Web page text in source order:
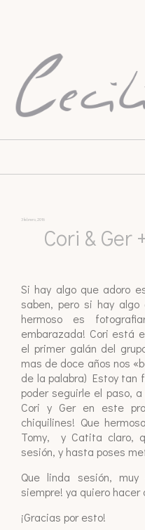
3 febrero, 2016
Cori & Ger
Si hay algo que adoro
saben, pero si hay
hermoso es
embarazada! Cori está
el primer galán del
mas de doce años nos
de la palabra) Estoy tan
poder seguirle el paso,
Cori y Ger en este
chiquilines! Que
Tomy, y Catita claro,
sesión, y hasta poses
Que linda sesión,
siempre! ya quiero hacer
¡Gracias por esto!